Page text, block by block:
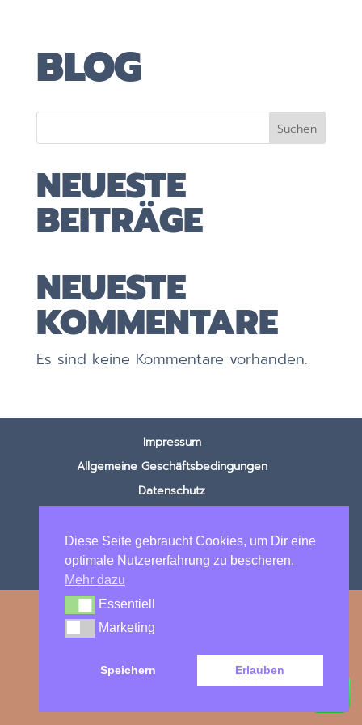
BLOG
Suchen
NEUESTE
BEITRÄGE
NEUESTE
KOMMENTARE
Es sind keine Kommentare vorhanden.
Impressum
Allgemeine Geschäftsbedingungen
Datenschutz
© 2025 Annumis Hundeschule
Diese Seite gebraucht Cookies, um Dir eine
optimale Nutzererfahrung zu bescheren.
Mehr dazu
EssentiellEssentiell
MarketingMarketing
Speichern Erlauben